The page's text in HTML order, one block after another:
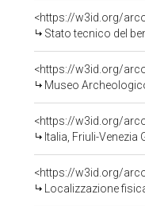
<https://w3id.org/
Stato tecnico del
<https://w3id.org/
Museo
<https://w3id.org/
Italia, Friuli-Venezia
<https://w3id.org/
Localizzazione